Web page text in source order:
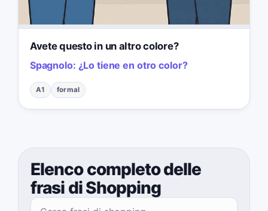
Avete questo in un altro colore?
Spagnolo: ¿Lo tiene en otro color?
A1 formal
Elenco completo delle
frasi di Shopping